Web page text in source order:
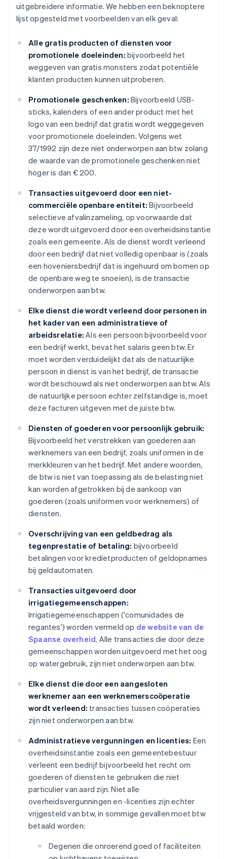
uitgebreidere informatie. We hebben een beknoptere
lijst opgesteld met voorbeelden van elk geval:
Alle gratis producten of diensten voor
promotionele doeleinden: bijvoorbeeld het
weggeven van gratis monsters zodat potentiële
klanten producten kunnen uitproberen.
Promotionele geschenken: Bijvoorbeeld USB-
sticks, kalenders of een ander product met het
logo van een bedrijf dat gratis wordt weggegeven
voor promotionele doeleinden. Volgens wet
37/1992 zijn deze niet onderworpen aan btw zolang
de waarde van de promotionele geschenken niet
hoger is dan € 200.
Transacties uitgevoerd door een niet-
commerciële openbare entiteit: Bijvoorbeeld
selectieve afvalinzameling, op voorwaarde dat
deze wordt uitgevoerd door een overheidsinstantie
zoals een gemeente. Als de dienst wordt verleend
door een bedrijf dat niet volledig openbaar is (zoals
een hoveniersbedrijf dat is ingehuurd om bomen op
de openbare weg te snoeien), is de transactie
onderworpen aan btw.
Elke dienst die wordt verleend door personen in
het kader van een administratieve of
arbeidsrelatie: Als een persoon bijvoorbeeld voor
een bedrijf werkt, bevat het salaris geen btw. Er
moet worden verduidelijkt dat als de natuurlijke
persoon in dienst is van het bedrijf, de transactie
wordt beschouwd als niet onderworpen aan btw. Als
de natuurlijke persoon echter zelfstandige is, moet
deze facturen uitgeven met de juiste btw.
Diensten of goederen voor persoonlijk gebruik:
Bijvoorbeeld het verstrekken van goederen aan
werknemers van een bedrijf, zoals uniformen in de
merkkleuren van het bedrijf. Met andere woorden,
de btw is niet van toepassing als de belasting niet
kan worden afgetrokken bij de aankoop van
goederen (zoals uniformen voor werknemers) of
diensten.
Overschrijving van een geldbedrag als
tegenprestatie of betaling: bijvoorbeeld
betalingen voor kredietproducten of geldopnames
bij geldautomaten.
Transacties uitgevoerd door
irrigatiegemeenschappen:
Irrigatiegemeenschappen ('comunidades de
regantes') worden vermeld op de website van de
Spaanse overheid. Alle transacties die door deze
gemeenschappen worden uitgevoerd met het oog
op watergebruik, zijn niet onderworpen aan btw.
Elke dienst die door een aangesloten
werknemer aan een werknemerscoöperatie
wordt verleend: transacties tussen coöperaties
zijn niet onderworpen aan btw.
Administratieve vergunningen en licenties: Een
overheidsinstantie zoals een gemeentebestuur
verleent een bedrijf bijvoorbeeld het recht om
goederen of diensten te gebruiken die niet
particulier van aard zijn. Niet alle
overheidsvergunningen en -licenties zijn echter
vrijgesteld van btw, in sommige gevallen moet btw
betaald worden:
Degenen die onroerend goed of faciliteiten